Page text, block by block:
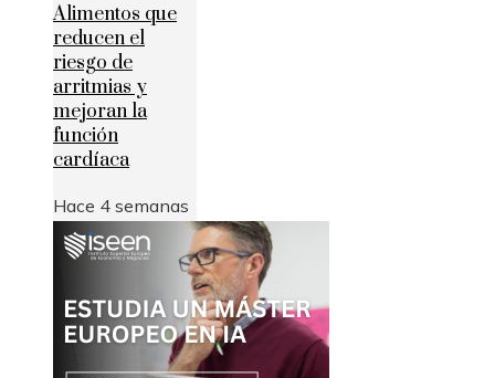
Alimentos que
reducen el
riesgo de
arritmias y
mejoran la
función
cardíaca
Hace 4 semanas